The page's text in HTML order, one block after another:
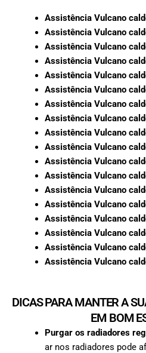
Assistência Vulcano
Assistência Vulcano
Assistência Vulcano
Assistência Vulcano
Assistência Vulcano
Assistência Vulcano
Assistência Vulcano
Assistência Vulcano
Assistência Vulcano
Assistência Vulcano
Assistência Vulcano
Assistência Vulcano
Assistência Vulcano
Assistência Vulcano
Assistência Vulcano
Assistência Vulcano
Assistência Vulcano
Assistência Vulcano
DICAS PARA MANTER A
EM BOM
Purgar os radiadores
ar nos radiadores pode